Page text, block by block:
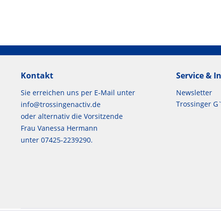
Kontakt
Sie erreichen uns per E-Mail unter
info@trossingenactiv.de
oder alternativ die Vorsitzende
Frau Vanessa Hermann
unter 07425-2239290.
Service &
Newsletter
Trossinger